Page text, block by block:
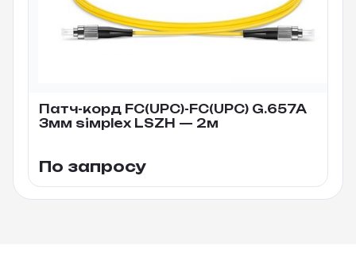
Патч-корд FC(UPC)-FC(UPC) G.657A
3мм siмplex LSZH — 2м
По запросу